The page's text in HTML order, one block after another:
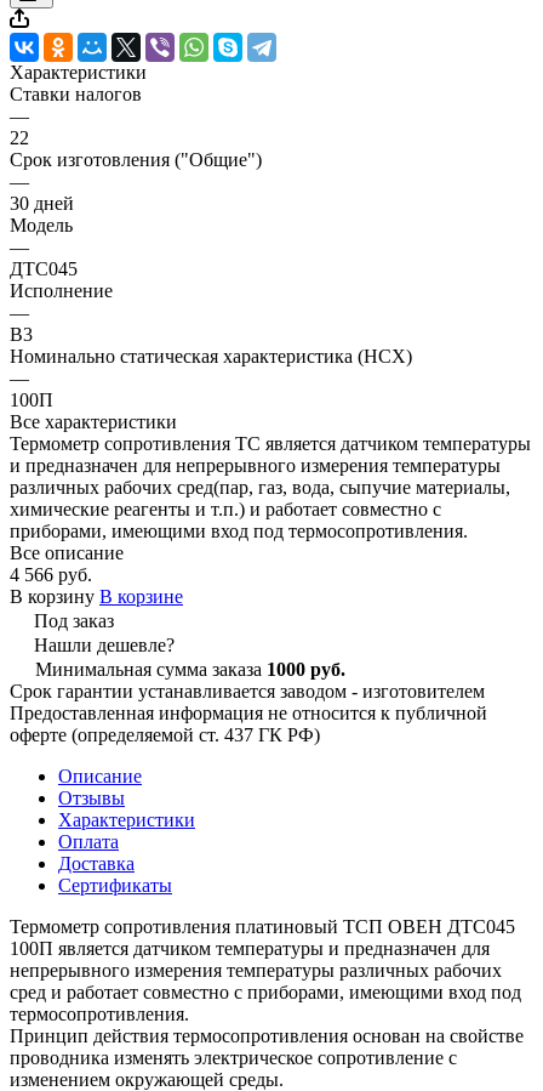
Характеристики
Ставки налогов
—
22
Срок изготовления ("Общие")
—
30 дней
Модель
—
ДТС045
Исполнение
—
В3
Номинально статическая характеристика (НСХ)
—
100П
Все характеристики
Термометр сопротивления ТС является датчиком температуры
и предназначен для непрерывного измерения температуры
различных рабочих сред(пар, газ, вода, сыпучие материалы,
химические реагенты и т.п.) и работает совместно с
приборами, имеющими вход под термосопротивления.
Все описание
4 566 руб.
В корзину В корзине
Под заказ
Нашли дешевле?
Минимальная сумма заказа 1000 руб.
Срок гарантии устанавливается заводом - изготовителем
Предоставленная информация не относится к публичной
оферте (определяемой ст. 437 ГК РФ)
Описание
Отзывы
Характеристики
Оплата
Доставка
Сертификаты
Термометр сопротивления платиновый ТСП ОВЕН ДТС045
100П является датчиком температуры и предназначен для
непрерывного измерения температуры различных рабочих
сред и работает совместно с приборами, имеющими вход под
термосопротивления.
Принцип действия термосопротивления основан на свойстве
проводника изменять электрическое сопротивление с
изменением окружающей среды.